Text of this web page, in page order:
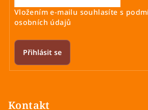
p
v
Vložením e-mailu souhlasíte s
osobních údajů
Přihlásit se
Kontakt